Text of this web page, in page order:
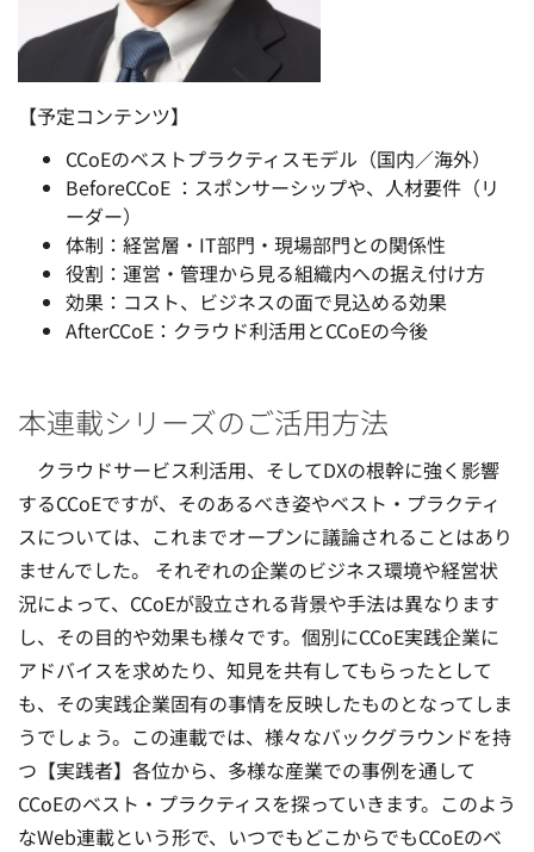
【予定コンテンツ】
CCoEのベストプラクティスモデル（国内／海外）
BeforeCCoE ：スポンサーシップや、人材要件（リ
ーダー）
体制：経営層・IT部門・現場部門との関係性
役割：運営・管理から見る組織内への据え付け方
効果：コスト、ビジネスの面で見込める効果
AfterCCoE：クラウド利活用とCCoEの今後
本連載シリーズのご活用方法
クラウドサービス利活用、そしてDXの根幹に強く影響
するCCoEですが、そのあるべき姿やベスト・プラクティ
スについては、これまでオープンに議論されることはあり
ませんでした。 それぞれの企業のビジネス環境や経営状
況によって、CCoEが設立される背景や手法は異なります
し、その目的や効果も様々です。個別にCCoE実践企業に
アドバイスを求めたり、知見を共有してもらったとして
も、その実践企業固有の事情を反映したものとなってしま
うでしょう。この連載では、様々なバックグラウンドを持
つ【実践者】各位から、多様な産業での事例を通して
CCoEのベスト・プラクティスを探っていきます。このよう
なWeb連載という形で、いつでもどこからでもCCoEのベ